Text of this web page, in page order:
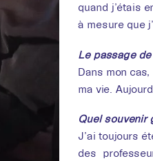
quand j’étais
à mesure que
Le passage
Dans mon
ma vie.
Quel souvenir
J’ai toujours
des